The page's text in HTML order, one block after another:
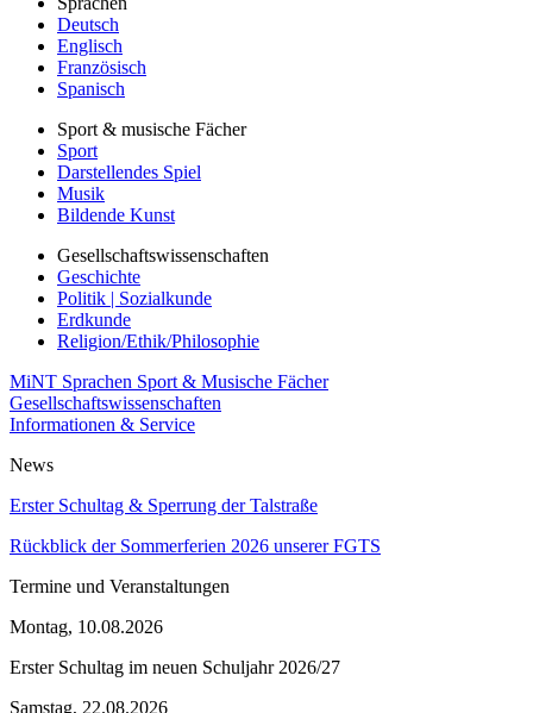
Deutsch
Englisch
Französisch
Spanisch
Sport & musische Fächer
Sport
Darstellendes Spiel
Musik
Bildende Kunst
Gesellschaftswissenschaften
Geschichte
Politik | Sozialkunde
Erdkunde
Religion/Ethik/Philosophie
MiNT Sprachen Sport & Musische Fächer
Gesellschaftswissenschaften
Informationen & Service
News
Erster Schultag & Sperrung der Talstraße
Rückblick der Sommerferien 2026 unserer FGTS
Termine und Veranstaltungen
Montag, 10.08.2026
Erster Schultag im neuen Schuljahr 2026/27
Samstag, 22.08.2026